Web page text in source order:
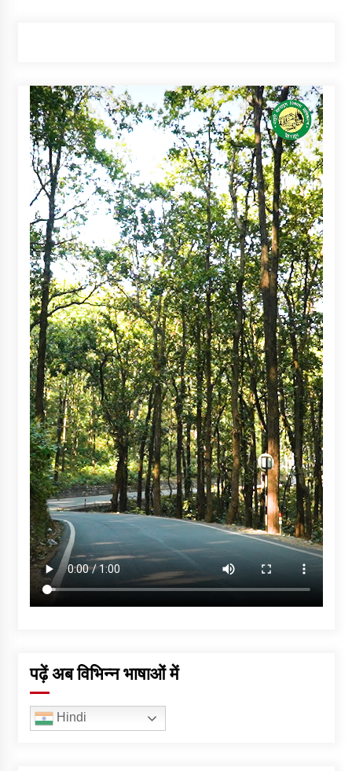
पढ़ें अब विभिन्न भाषाओं में
Hindi